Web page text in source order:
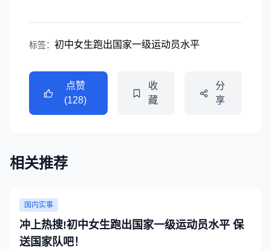
标签： 初中女生跑出国家一级运动员水平
点赞
(128)
收
藏
分
享
相关推荐
国内实事
冲上热搜!初中女生跑出国家一级运动员水平 保
送国家队吧！